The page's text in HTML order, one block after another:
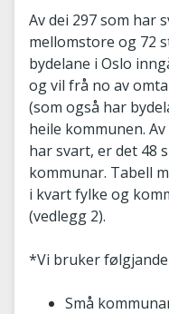
Av dei 297 som har
mellomstore og 72
bydelane i Oslo
og vil frå no av
(som også har
heile kommunen.
har svart, er det 48
kommunar. Tabell
i kvart fylke og
(vedlegg 2).
*Vi bruker
Små